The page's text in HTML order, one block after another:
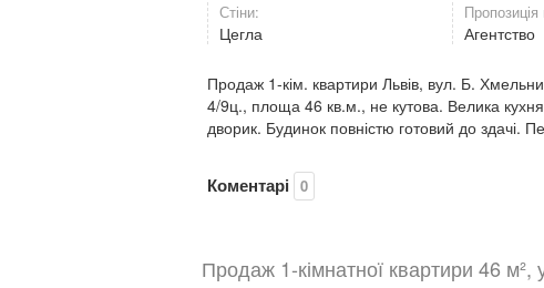
Стіни:
Цегла
Пропозиція
Агентство
Продаж 1-кім. квартири Львів, вул. Б.
4/9ц., площа 46 кв.м., не кутова. Велика
дворик. Будинок повністю готовий до здачі.
Коментарі 0
Продаж 1-кімнатної квартири 46